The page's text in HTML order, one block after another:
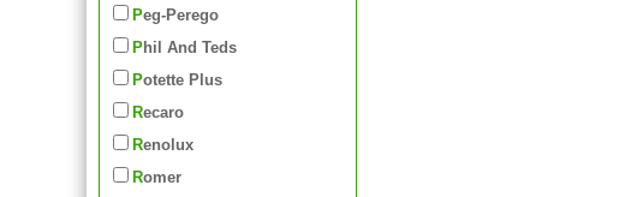
Peg-Perego
Phil And Teds
Potette Plus
Recaro
Renolux
Romer